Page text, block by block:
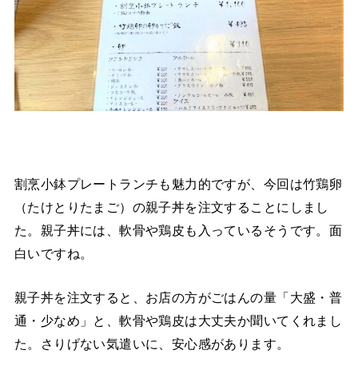
割烹小鉢プレートランチも魅力的ですが、今回は竹鶏卵
（たけとりたまご）の親子丼を注文することにしまし
た。親子丼には、軟骨や鶏皮も入っているそうです。面
白いですね。
親子丼を注文すると、お店の方がごはんの量「大盛・普
通・少なめ」と、軟骨や鶏皮は大丈夫か聞いてくれまし
た。さりげない気遣いに、安心感があります。